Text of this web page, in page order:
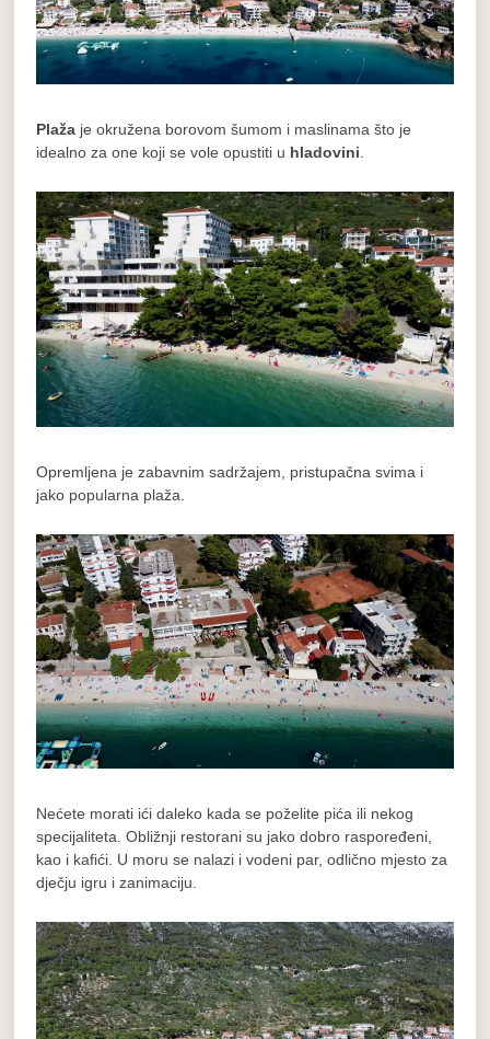
Plaža je okružena borovom šumom i maslinama što je
idealno za one koji se vole opustiti u hladovini.
Opremljena je zabavnim sadržajem, pristupačna svima i
jako popularna plaža.
Nećete morati ići daleko kada se poželite pića ili nekog
specijaliteta. Obližnji restorani su jako dobro raspoređeni,
kao i kafići. U moru se nalazi i vodeni par, odlično mjesto za
dječju igru i zanimaciju.